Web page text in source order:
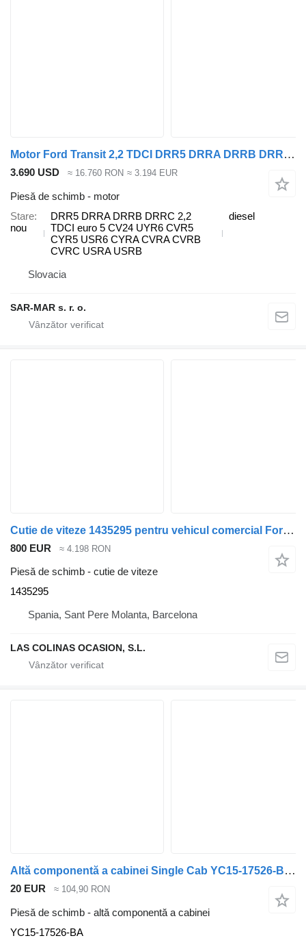
Motor Ford Transit 2,2 TDCI DRR5 DRRA DRRB DRRC 2 pentru vehicul comercial Ford Transit 2,2 TDCI RWD
3.690 USD ≈ 16.760 RON ≈ 3.194 EUR
Piesă de schimb - motor
Stare
nou
DRR5 DRRA DRRB DRRC 2,2
TDCI euro 5 CV24 UYR6 CVR5
CYR5 USR6 CYRA CVRA CVRB
CVRC USRA USRB
diesel
Slovacia
SAR-MAR s. r. o.
Cutie de viteze 1435295 pentru vehicul comercial Ford Transit Caja Abierta (TT9)(2006->)
800 EUR ≈ 4.198 RON
Piesă de schimb - cutie de viteze
1435295
Spania, Sant Pere Molanta, Barcelona
LAS COLINAS OCASION, S.L.
Altă componentă a cabinei Single Cab YC15-17526-BA pentru vehicul comercial Ford Transit
20 EUR ≈ 104,90 RON
Piesă de schimb - altă componentă a cabinei
YC15-17526-BA